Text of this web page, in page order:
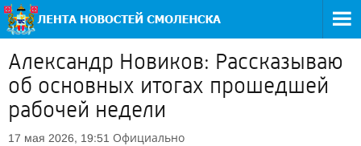
Александр Новиков: Рассказываю
об основных итогах прошедшей
рабочей недели
17 мая 2026, 19:51 Официально